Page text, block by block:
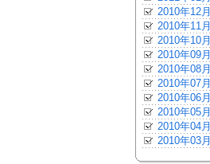
2010年12月
2010年11月
2010年10月
2010年09月
2010年08月
2010年07月
2010年06月
2010年05月
2010年04月
2010年03月